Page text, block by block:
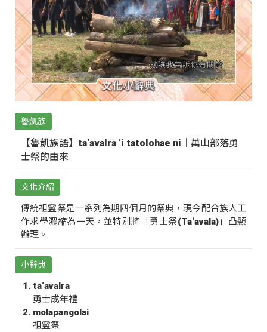
魯凱族
【魯凱族語】ta‘avalra ‘i tatolohae ni｜萬山部落勇
士祭的由來
文化介紹
傳統祖靈祭是一系列為期四個月的祭典，現今配合族人工
作求學濃縮為一天，並特別將「勇士祭(Ta‘avala)」凸顯
辦理。
小辭典
ta‘avalra
勇士成年禮
molapangolai
祖靈祭